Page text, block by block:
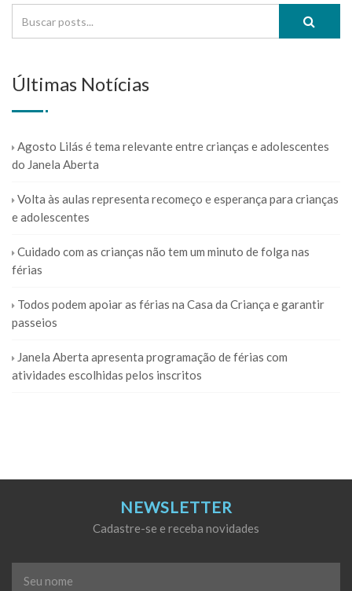
Últimas Notícias
Agosto Lilás é tema relevante entre crianças e adolescentes
do Janela Aberta
Volta às aulas representa recomeço e esperança para crianças
e adolescentes
Cuidado com as crianças não tem um minuto de folga nas
férias
Todos podem apoiar as férias na Casa da Criança e garantir
passeios
Janela Aberta apresenta programação de férias com
atividades escolhidas pelos inscritos
NEWSLETTER
Cadastre-se e receba novidades
Seu
nome